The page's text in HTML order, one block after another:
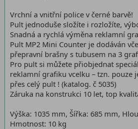
Vrchní a vnitřní police v černé barvě!
Pult jednoduše složíte i rozložíte,
Snadná a rychlá výměna reklamní
Pult MP2 Mini Counter je dodáván
přepravní brašny s tubusem na 3
Pro pult si můžete přiobjednat
reklamní grafiku vcelku – tzn. pouze
přes celý pult ! (katalog. č 5035)
Záruka na konstrukci 10 let, top
Výška: 1035 mm, Šířka: 685 mm,
Hmotnost: 10 kg